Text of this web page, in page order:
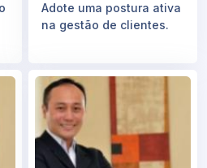
Adote uma postura ativa
na gestão de clientes.